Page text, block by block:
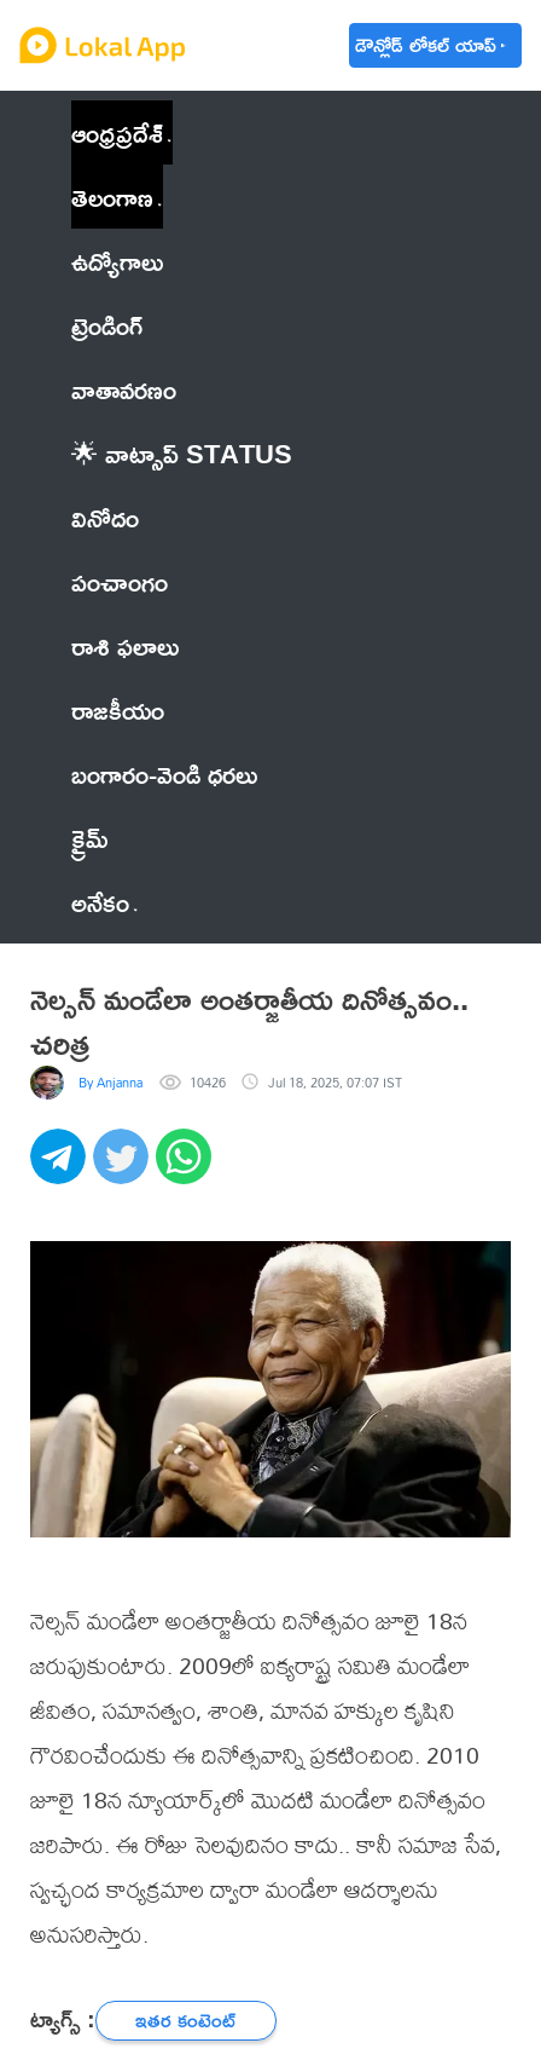
డౌన్లోడ్ లోకల్ యాప్
ఆంధ్రప్రదేశ్
తెలంగాణ
ఉద్యోగాలు
ట్రెండింగ్
వాతావరణం
🌟 వాట్సాప్ STATUS
వినోదం
పంచాంగం
రాశి ఫలాలు
రాజకీయం
బంగారం-వెండి ధరలు
క్రైమ్
అనేకం
నెల్సన్ మండేలా అంతర్జాతీయ దినోత్సవం..
చరిత్ర
By Anjanna 10426 Jul 18, 2025, 07:07 IST
నెల్సన్ మండేలా అంతర్జాతీయ దినోత్సవం జూలై 18న
జరుపుకుంటారు. 2009లో ఐక్యరాష్ట్ర సమితి మండేలా
జీవితం, సమానత్వం, శాంతి, మానవ హక్కుల కృషిని
గౌరవించేందుకు ఈ దినోత్సవాన్ని ప్రకటించింది. 2010
జూలై 18న న్యూయార్క్‌లో మొదటి మండేలా దినోత్సవం
జరిపారు. ఈ రోజు సెలవుదినం కాదు.. కానీ సమాజ సేవ,
స్వచ్ఛంద కార్యక్రమాల ద్వారా మండేలా ఆదర్శాలను
అనుసరిస్తారు.
ట్యాగ్స్ : ఇతర కంటెంట్